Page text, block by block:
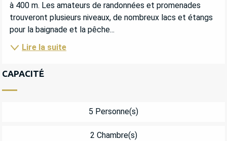
à 400 m. Les amateurs de randonnées et promenades
trouveront plusieurs niveaux, de nombreux lacs et étangs
pour la baignade et la pêche...
Lire la suite
CAPACITÉ
5 Personne(s)
2 Chambre(s)